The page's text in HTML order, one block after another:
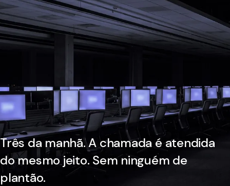
Três da manhã. A chamada é atendida
do mesmo jeito. Sem ninguém de
plantão.